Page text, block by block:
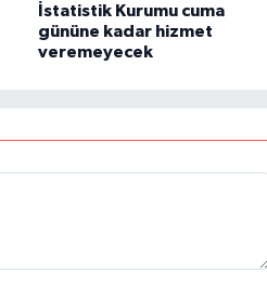
İstatistik Kurumu cuma
gününe kadar hizmet
veremeyecek